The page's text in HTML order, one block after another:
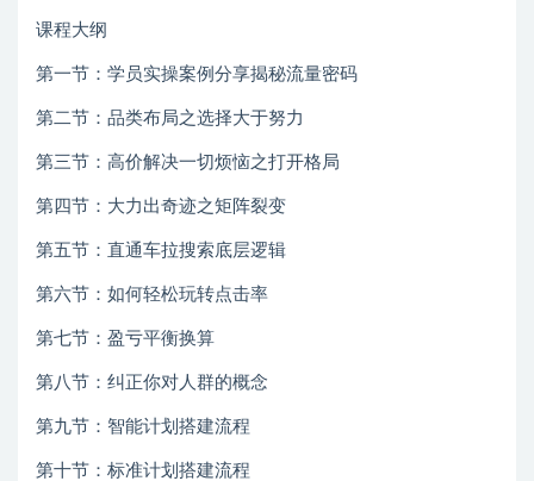
课程大纲
第一节：学员实操案例分享揭秘流量密码
第二节：品类布局之选择大于努力
第三节：高价解决一切烦恼之打开格局
第四节：大力出奇迹之矩阵裂变
第五节：直通车拉搜索底层逻辑
第六节：如何轻松玩转点击率
第七节：盈亏平衡换算
第八节：纠正你对人群的概念
第九节：智能计划搭建流程
第十节：标准计划搭建流程